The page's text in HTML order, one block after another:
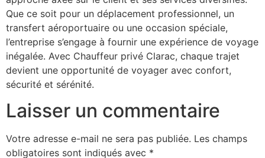
Que ce soit pour un déplacement professionnel, un
transfert aéroportuaire ou une occasion spéciale,
l’entreprise s’engage à fournir une expérience de voyage
inégalée. Avec Chauffeur privé Clarac, chaque trajet
devient une opportunité de voyager avec confort,
sécurité et sérénité.
Laisser un commentaire
Votre adresse e-mail ne sera pas publiée. Les champs
obligatoires sont indiqués avec *